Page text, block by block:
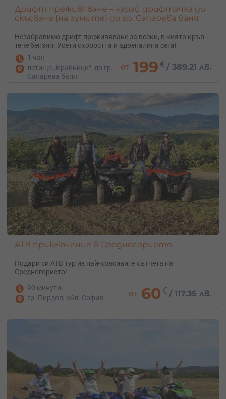
Дрифт преживяване – карай дрифтачка до
скъсване (на гумите) до гр. Сапарева баня
Незабравимо дрифт преживяване за всеки, в чиято кръв
тече бензин. Усети скоростта и адреналина сега!
1 час
летище „Крайници“, до гр.
Сапарева баня
от 199 € / 389.21 лв.
АТВ приключение в Средногорието
Подари си АТВ тур из най-красивите кътчета на
Средногорието!
90 минути
гр. Пирдоп, обл. София
от 60 € /117.35 лв.